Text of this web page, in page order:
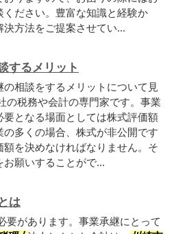
ださい。豊富な知識と経験か
方法をご提案させてい...
するメリット
の相談をするメリットについて見
の税務や会計の専門家です。事業
要となる場面としては株式評価額
多くの場合、株式が非公開です
を決めなければなりません。そ
お願いすることがで...
は
要があります。事業承継にとって